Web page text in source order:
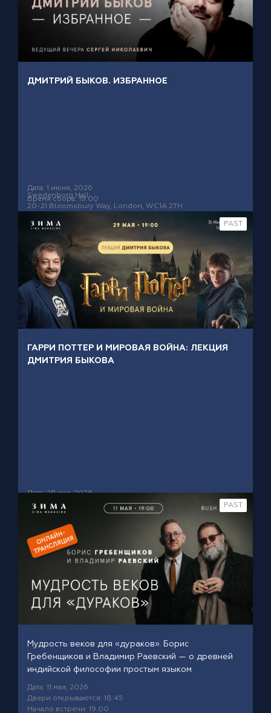
ДМИТРИЙ БЫКОВ. ИЗБРАННОЕ
Дата: 1 июня, 2026
Время сбора: 19:00
Swedenborg Hall
20-21 Bloomsbury Way, London, WC1A 2TH
PAST
ГАРРИ ПОТТЕР И МИРОВАЯ ВОЙНА: ЛЕКЦИЯ
ДМИТРИЯ БЫКОВА
Дата: 29 мая, 2026
Время сбора: 19:00
Upper St, London N1 2TX
PAST
Мудрость веков для «дураков». Борис
Гребенщиков и Владимир Раевский — о древней
индийской философии простым языком
Дата: 11 мая, 2026
Двери открываются: 18:45
Начало встречи: 19:00